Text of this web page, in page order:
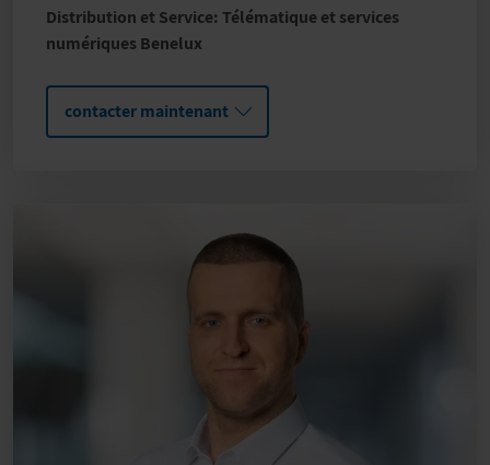
Distribution et Service: Télématique et services
numériques Benelux
contacter maintenant